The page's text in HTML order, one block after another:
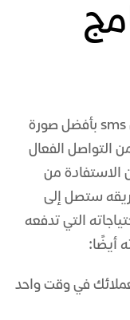
خدمة رسائل sms بأفضل صورة
التواصل الفعال
الاستفادة من
ستصل إلى
التي تدفعه
أيضًا:
في وقت واحد